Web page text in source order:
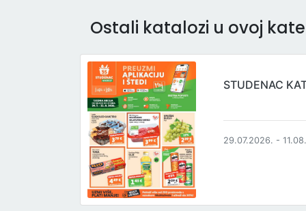
Ostali katalozi u ovoj
STUDENAC
29.07.2026. -